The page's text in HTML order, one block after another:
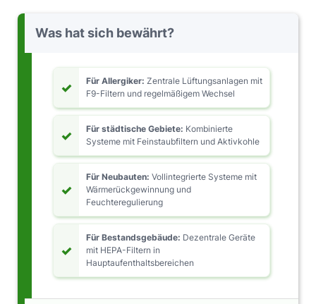
Was hat sich bewährt?
✓ Für Allergiker: Zentrale Lüftungsanlagen mit
F9-Filtern und regelmäßigem Wechsel
✓ Für städtische Gebiete: Kombinierte
Systeme mit Feinstaubfiltern und Aktivkohle
✓
Für Neubauten: Vollintegrierte Systeme mit
Wärmerückgewinnung und
Feuchteregulierung
✓
Für Bestandsgebäude: Dezentrale Geräte
mit HEPA-Filtern in
Hauptaufenthaltsbereichen